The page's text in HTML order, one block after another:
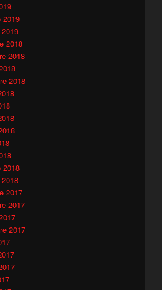
2019
2018
2018
2018
2018
2017
2017
2017